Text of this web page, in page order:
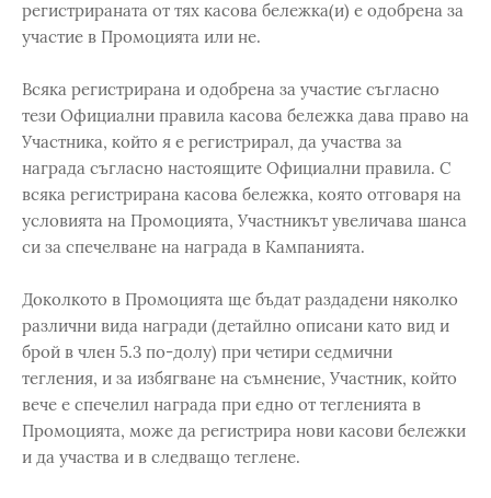
регистрираната от тях касова бележка(и) е одобрена за
участие в Промоцията или не.
Всяка регистрирана и одобрена за участие съгласно
тези Официални правила касова бележка дава право на
Участника, който я е регистрирал, да участва за
награда съгласно настоящите Официални правила. С
всяка регистрирана касова бележка, която отговаря на
условията на Промоцията, Участникът увеличава шанса
си за спечелване на награда в Кампанията.
Доколкото в Промоцията ще бъдат раздадени няколко
различни вида награди (детайлно описани като вид и
брой в член 5.3 по-долу) при четири седмични
тегления, и за избягване на съмнение, Участник, който
вече е спечелил награда при едно от тегленията в
Промоцията, може да регистрира нови касови бележки
и да участва и в следващо теглене.